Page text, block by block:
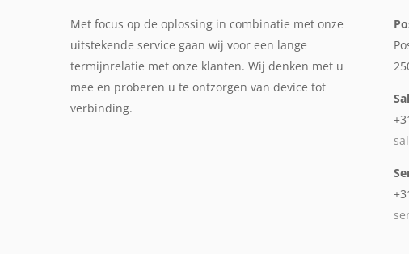
Met focus op de oplossing in combinatie met onze
uitstekende service gaan wij voor een lange
termijnrelatie met onze klanten. Wij denken met u
mee en proberen u te ontzorgen van device tot
verbinding.